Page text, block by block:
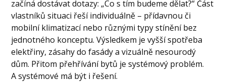
začíná dostávat dotazy: „Co s tím budeme dělat?“ Část
vlastníků situaci řeší individuálně – přídavnou či
mobilní klimatizací nebo různými typy stínění bez
jednotného konceptu. Výsledkem je vyšší spotřeba
elektřiny, zásahy do fasády a vizuálně nesourodý
dům. Přitom přehřívání bytů je systémový problém.
A systémové má být i řešení.